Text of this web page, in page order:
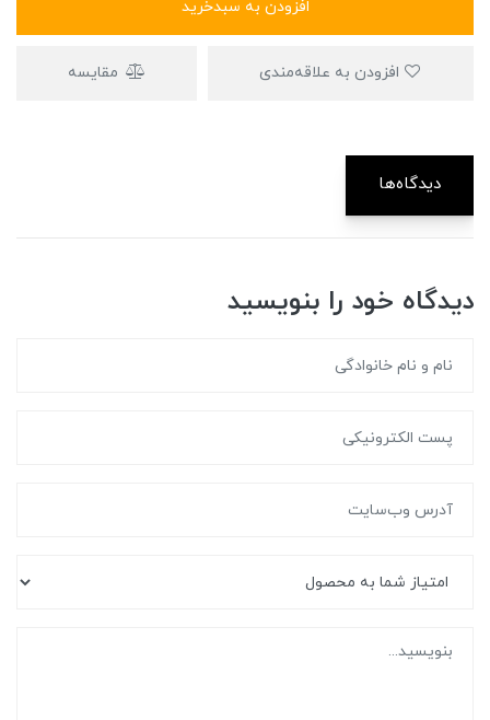
افزودن به سبدخرید
مقایسه
دیدگاه‌ها
دیدگاه خود را بنویسید